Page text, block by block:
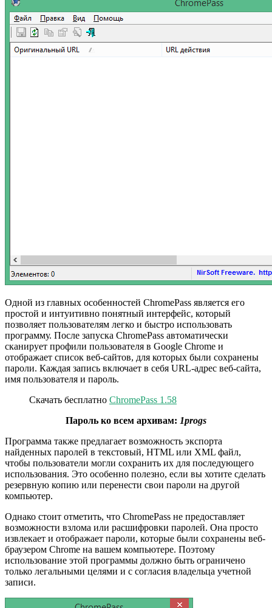
Одной из главных особенностей ChromePass является его
простой и интуитивно понятный интерфейс, который
позволяет пользователям легко и быстро использовать
программу. После запуска ChromePass автоматически
сканирует профили пользователя в Google Chrome и
отображает список веб-сайтов, для которых были сохранены
пароли. Каждая запись включает в себя URL-адрес веб-сайта,
имя пользователя и пароль.
Скачать бесплатно ChromePass 1.58
Пароль ко всем архивам: 1progs
Программа также предлагает возможность экспорта
найденных паролей в текстовый, HTML или XML файл,
чтобы пользователи могли сохранить их для последующего
использования. Это особенно полезно, если вы хотите сделать
резервную копию или перенести свои пароли на другой
компьютер.
Однако стоит отметить, что ChromePass не предоставляет
возможности взлома или расшифровки паролей. Она просто
извлекает и отображает пароли, которые были сохранены веб-
браузером Chrome на вашем компьютере. Поэтому
использование этой программы должно быть ограничено
только легальными целями и с согласия владельца учетной
записи.